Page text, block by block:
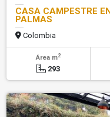
CASA CAMPESTRE
PALMAS
Colombia
Área m2
293